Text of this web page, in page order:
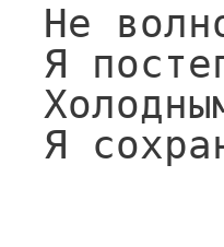
Не
Я
Я